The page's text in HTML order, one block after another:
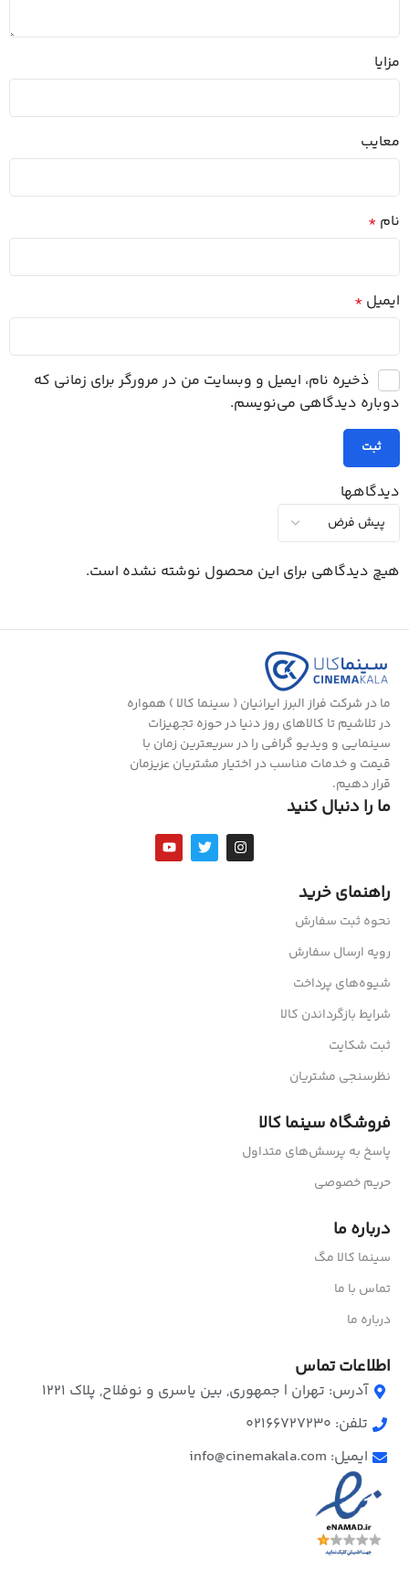
دیدگاهها
هیچ دیدگاهی برای این محصول نوشته نشده است.
مزایا
معایب
نام *
ایمیل *
ذخیره نام، ایمیل و وبسایت من در مرورگر برای زمانی که
دوباره دیدگاهی می‌نویسم.
ما در شرکت فراز البرز ایرانیان ( سینما کالا ) همواره
در تلاشیم تا کالاهای روز دنیا در حوزه تجهیزات
سینمایی و ویدیو گرافی را در سریعترین زمان با
قیمت و خدمات مناسب در اختیار مشتریان عزیزمان
قرار دهیم.
ما را دنبال کنید
راهنمای خرید
نحوه ثبت سفارش
رویه ارسال سفارش
شیوه‌های پرداخت
شرایط بازگرداندن کالا
ثبت شکایت
نظرسنجی مشتریان
فروشگاه سینما کالا
پاسخ به پرسش‌های متداول
حریم خصوصی
درباره ما
سینما کالا مگ
تماس با ما
درباره ما
اطلاعات تماس
آدرس: تهران | جمهوری, بین یاسری و نوفلاح, پلاک ۱۲۲۱
تلفن: 02166727230
ایمیل: info@cinemakala.com